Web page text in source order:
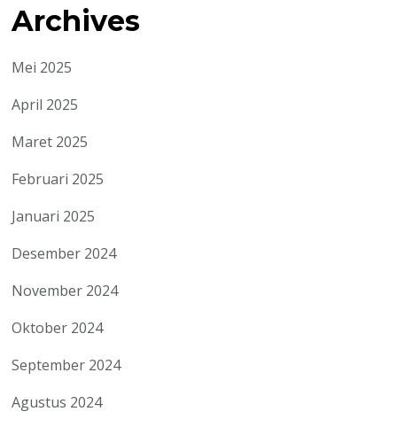
Archives
Mei 2025
April 2025
Maret 2025
Februari 2025
Januari 2025
Desember 2024
November 2024
Oktober 2024
September 2024
Agustus 2024